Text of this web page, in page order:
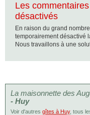
Les
désactivés
En raison du grand
temporairement désactivé
Nous travaillons à une
La maisonnette des
- Huy
Voir d'autres gîtes à Huy, tous